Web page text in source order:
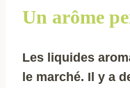
Un arôme
Les liquides
le marché. Il y a